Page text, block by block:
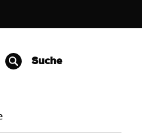
Suche